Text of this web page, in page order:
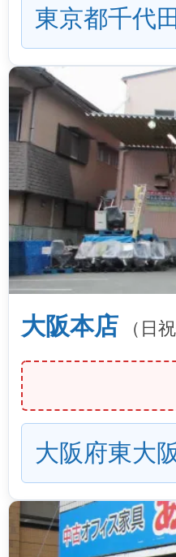
東京都千代
大阪本店 （日
大阪府東大